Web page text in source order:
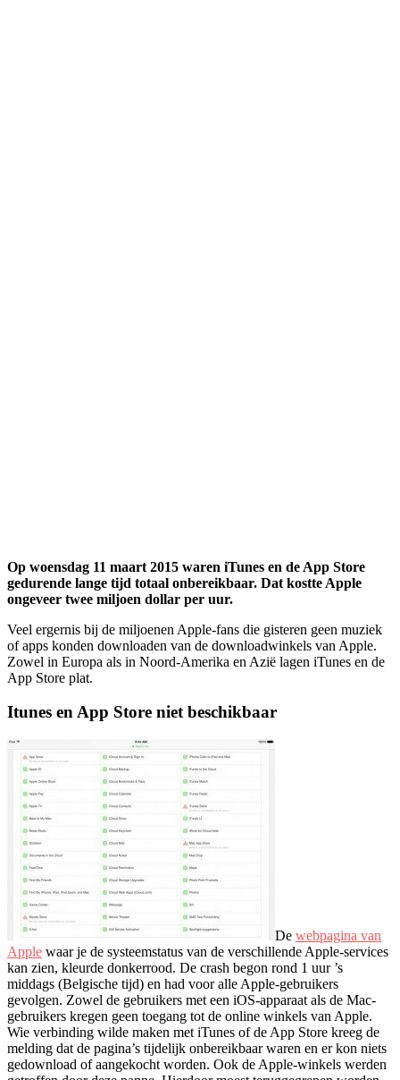
Op woensdag 11 maart 2015 waren iTunes en de App Store
gedurende lange tijd totaal onbereikbaar. Dat kostte Apple
ongeveer twee miljoen dollar per uur.
Veel ergernis bij de miljoenen Apple-fans die gisteren geen muziek
of apps konden downloaden van de downloadwinkels van Apple.
Zowel in Europa als in Noord-Amerika en Azië lagen iTunes en de
App Store plat.
Itunes en App Store niet beschikbaar
De webpagina van
Apple waar je de systeemstatus van de verschillende Apple-services
kan zien, kleurde donkerrood. De crash begon rond 1 uur ’s
middags (Belgische tijd) en had voor alle Apple-gebruikers
gevolgen. Zowel de gebruikers met een iOS-apparaat als de Mac-
gebruikers kregen geen toegang tot de online winkels van Apple.
Wie verbinding wilde maken met iTunes of de App Store kreeg de
melding dat de pagina’s tijdelijk onbereikbaar waren en er kon niets
gedownload of aangekocht worden. Ook de Apple-winkels werden